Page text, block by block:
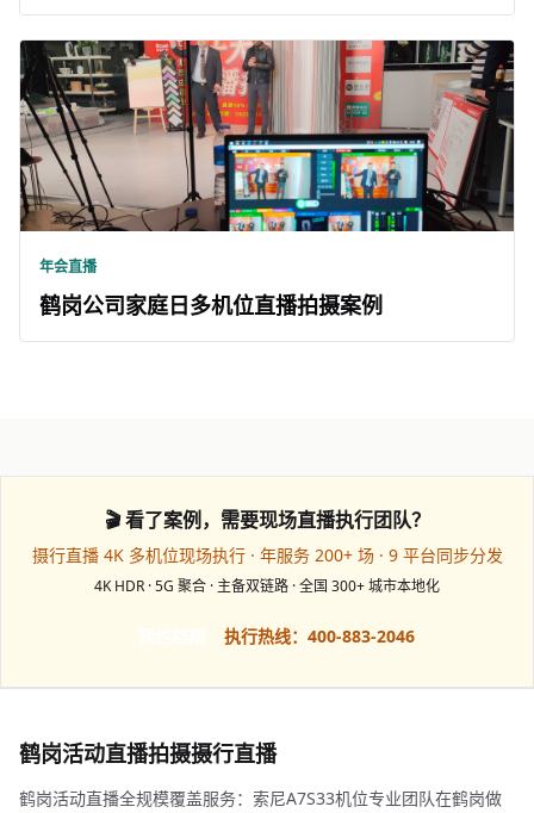
年会直播
鹤岗公司家庭日多机位直播拍摄案例
🎬 看了案例，需要现场直播执行团队？
摄行直播 4K 多机位现场执行 · 年服务 200+ 场 · 9 平台同步分发
4K HDR · 5G 聚合 · 主备双链路 · 全国 300+ 城市本地化
执行热线：400-883-2046
鹤岗活动直播拍摄摄行直播
鹤岗活动直播全规模覆盖服务：索尼A7S33机位专业团队在鹤岗做